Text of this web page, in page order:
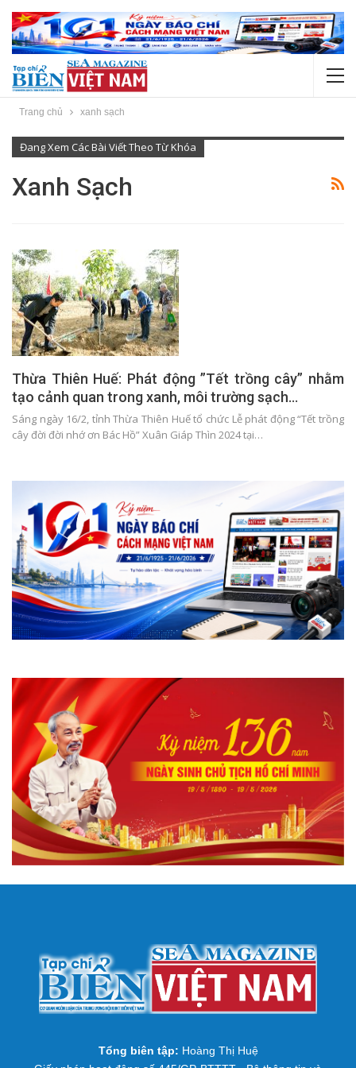
Trang chủ xanh sạch
Đang Xem Các Bài Viết Theo Từ Khóa
Xanh Sạch
Thừa Thiên Huế: Phát động ”Tết trồng cây” nhằm
tạo cảnh quan trong xanh, môi trường sạch…
Sáng ngày 16/2, tỉnh Thừa Thiên Huế tổ chức Lễ phát động “Tết trồng
cây đời đời nhớ ơn Bác Hồ” Xuân Giáp Thìn 2024 tại…
Tổng biên tập: Hoàng Thị Huệ